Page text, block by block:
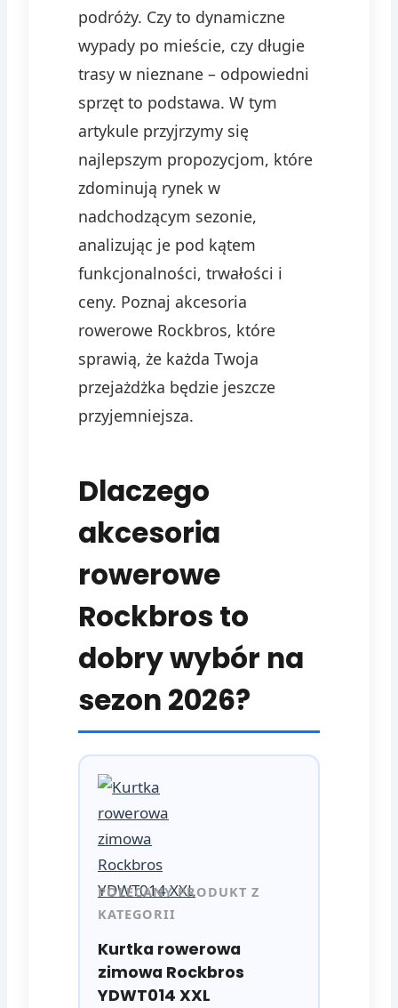
podróży. Czy to dynamiczne
wypady po mieście, czy długie
trasy w nieznane – odpowiedni
sprzęt to podstawa. W tym
artykule przyjrzymy się
najlepszym propozycjom, które
zdominują rynek w
nadchodzącym sezonie,
analizując je pod kątem
funkcjonalności, trwałości i
ceny. Poznaj akcesoria
rowerowe Rockbros, które
sprawią, że każda Twoja
przejażdżka będzie jeszcze
przyjemniejsza.
Dlaczego
akcesoria
rowerowe
Rockbros to
dobry wybór na
sezon 2026?
POLECANY PRODUKT Z
KATEGORII
Kurtka rowerowa
zimowa Rockbros
YDWT014 XXL